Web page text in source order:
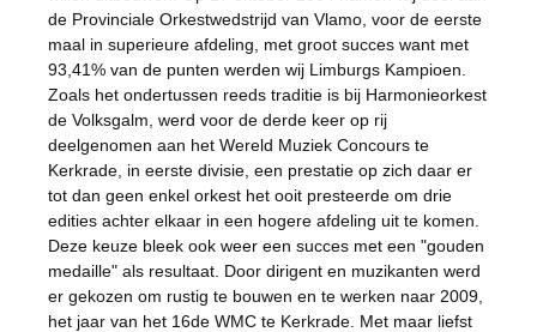
de Provinciale Orkestwedstrijd van Vlamo, voor de eerste
maal in superieure afdeling, met groot succes want met
93,41% van de punten werden wij Limburgs Kampioen.
Zoals het ondertussen reeds traditie is bij Harmonieorkest
de Volksgalm, werd voor de derde keer op rij
deelgenomen aan het Wereld Muziek Concours te
Kerkrade, in eerste divisie, een prestatie op zich daar er
tot dan geen enkel orkest het ooit presteerde om drie
edities achter elkaar in een hogere afdeling uit te komen.
Deze keuze bleek ook weer een succes met een "gouden
medaille" als resultaat. Door dirigent en muzikanten werd
er gekozen om rustig te bouwen en te werken naar 2009,
het jaar van het 16de WMC te Kerkrade. Met maar liefst